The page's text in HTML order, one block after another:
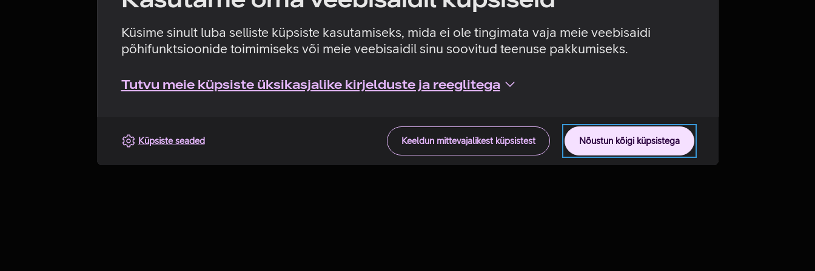
Küsime sinult luba selliste küpsiste kasutamiseks, mida ei ole tingimata vaja meie veebisaidi
põhifunktsioonide toimimiseks või meie veebisaidil sinu soovitud teenuse pakkumiseks.
Tutvu meie küpsiste üksikasjalike kirjelduste ja reeglitega
Nõustun kõigi küpsistega
Keeldun mittevajalikest küpsistest
Küpsiste seaded